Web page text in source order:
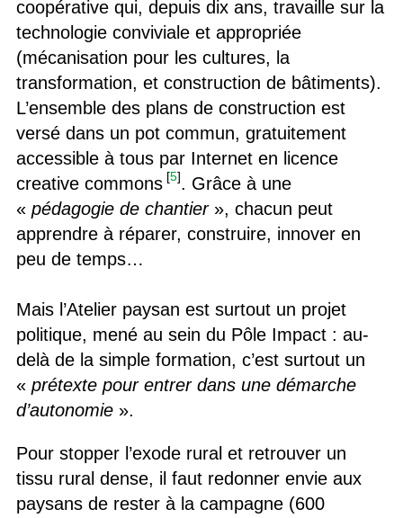
coopérative qui, depuis dix ans, travaille sur la
technologie conviviale et appropriée
(mécanisation pour les cultures, la
transformation, et construction de bâtiments).
L’ensemble des plans de construction est
versé dans un pot commun, gratuitement
accessible à tous par Internet en licence
creative commons [5]. Grâce à une
« pédagogie de chantier», chacun peut
apprendre à réparer, construire, innover en
peu de temps…
Mais l’Atelier paysan est surtout un projet
politique, mené au sein du Pôle Impact : au-
delà de la simple formation, c’est surtout un
« prétexte pour entrer dans une démarche
d’autonomie».
Pour stopper l’exode rural et retrouver un
tissu rural dense, il faut redonner envie aux
paysans de rester à la campagne (600